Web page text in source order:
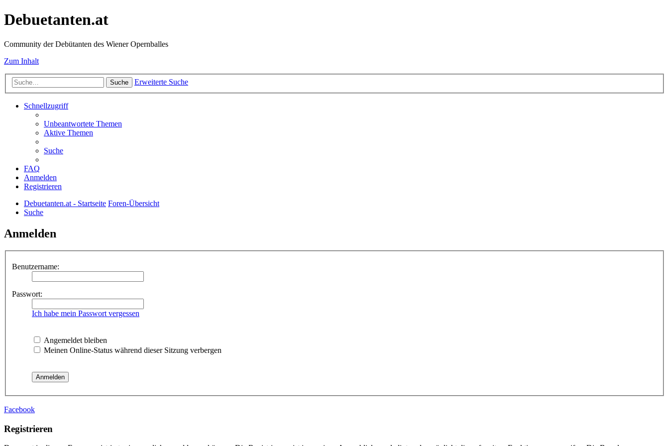
Debuetanten.at
Community der Debütanten des Wiener Opernballes
Zum Inhalt
Suche Erweiterte Suche
Schnellzugriff
Unbeantwortete Themen
Aktive Themen
Suche
FAQ
Anmelden
Registrieren
Debuetanten.at - Startseite Foren-Übersicht
Suche
Anmelden
Benutzername:
Passwort:
Ich habe mein Passwort vergessen
Angemeldet bleiben
Meinen Online-Status während dieser Sitzung verbergen
Facebook
Registrieren